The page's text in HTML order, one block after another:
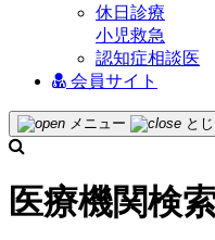
休日診療
小児救急
認知症相談医
会員サイト
メニュー と
医療機関検